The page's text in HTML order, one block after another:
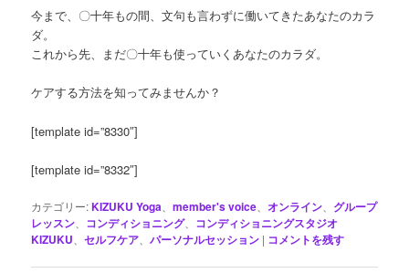
今まで、〇十年もの間、文句も言わずに働いてきたあなたのカラ
ダ。
これから先、まだ〇十年も使っていくあなたのカラダ。
ケアする方法を知ってみませんか？
[template id=”8330″]
[template id=”8332″]
カテゴリー:KIZUKU Yoga 、member's voice 、オンライン
グループ
レッスン
コンディショニング、 コンディショニングスタジオ
KIZUKU 、セルフケア 、パーソナルセッション | コメントを残す